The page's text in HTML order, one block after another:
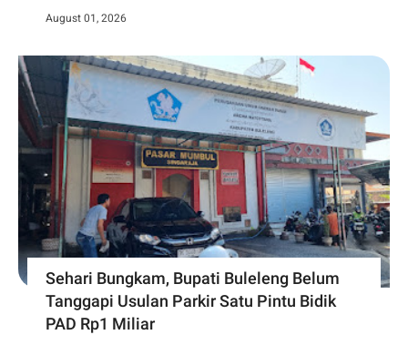
August 01, 2026
Sehari Bungkam, Bupati Buleleng Belum
Tanggapi Usulan Parkir Satu Pintu Bidik
PAD Rp1 Miliar